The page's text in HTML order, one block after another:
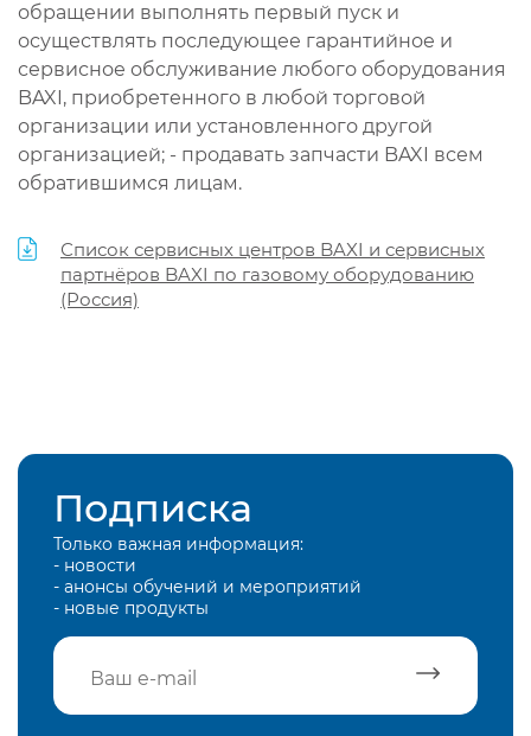
обращении выполнять первый пуск и
осуществлять последующее гарантийное и
сервисное обслуживание любого оборудования
BAXI, приобретенного в любой торговой
организации или установленного другой
организацией; - продавать запчасти BAXI всем
обратившимся лицам.
Список сервисных центров BAXI и сервисных
партнёров BAXI по газовому оборудованию
(Россия)
Подписка
Только важная информация:
- новости
- анонсы обучений и мероприятий
- новые продукты